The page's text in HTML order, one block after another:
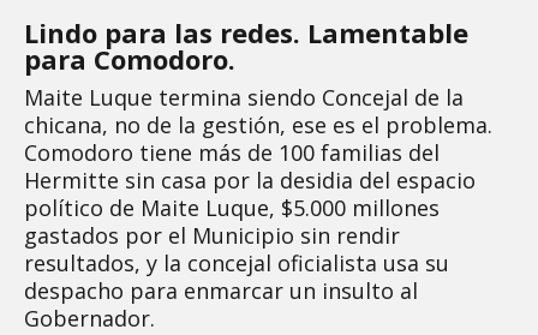
Lindo para las redes. Lamentable
para Comodoro.
Maite Luque termina siendo Concejal de la
chicana, no de la gestión, ese es el problema.
Comodoro tiene más de 100 familias del
Hermitte sin casa por la desidia del espacio
político de Maite Luque, $5.000 millones
gastados por el Municipio sin rendir
resultados, y la concejal oficialista usa su
despacho para enmarcar un insulto al
Gobernador.